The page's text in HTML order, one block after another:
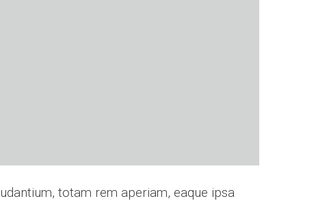
totam rem aperiam, eaque ipsa